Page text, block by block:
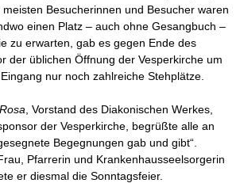
meisten Besucherinnen und Besucher waren
einen Platz – auch ohne Gesangbuch –
zu erwarten, gab es gegen Ende des
der üblichen Öffnung der Vesperkirche um
nur noch zahlreiche Stehplätze.
, Vorstand des Diakonischen Werkes,
der Vesperkirche, begrüßte alle an
Begegnungen gab und gibt“.
Pfarrerin und Krankenhausseelsorgerin
er diesmal die Sonntagsfeier.